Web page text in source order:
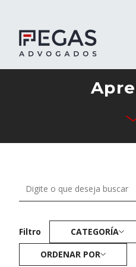
Quiénes Somos
Áreas de
Publicaciones
Contacto
Filtro CATEGORÍA
ORDENAR POR